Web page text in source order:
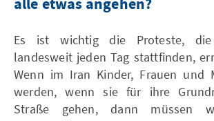
alle etwas angehen?
Es ist wichtig die Proteste,
landesweit jeden Tag stattfinden,
Wenn im Iran Kinder, Frauen und
werden, wenn sie für ihre
Straße gehen, dann müssen